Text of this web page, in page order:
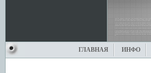
ГЛАВНАЯ ИНФО